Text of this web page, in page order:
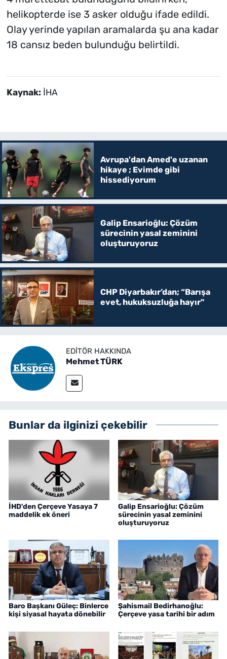
helikopterde ise 3 asker olduğu ifade edildi.
Olay yerinde yapılan aramalarda şu ana kadar
18 cansız beden bulunduğu belirtildi.
Kaynak: İHA
Avrupa'dan Amed'e uzanan
hikaye ; Evimde gibi
hissediyorum
Galip Ensarioğlu: Çözüm
sürecinin yasal zeminini
oluşturuyoruz
CHP Diyarbakır’dan; “Barışa
evet, hukuksuzluğa hayır"
EDITÖR HAKKINDA
Mehmet TÜRK
Bunlar da ilginizi çekebilir
İHD'den Çerçeve Yasaya 7
maddelik ek öneri
Galip Ensarioğlu: Çözüm
sürecinin yasal zeminini
oluşturuyoruz
Baro Başkanı Güleç: Binlerce
kişi siyasal hayata dönebilir
Şahismail Bedirhanoğlu:
Çerçeve yasa tarihi bir adım